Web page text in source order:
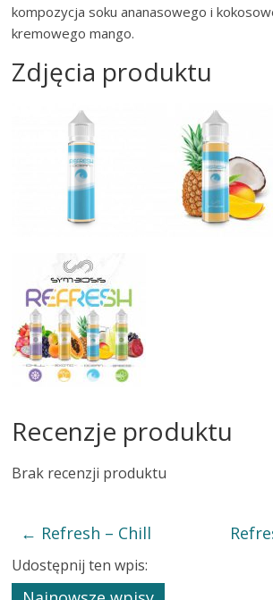
kompozycja soku ananasowego i
kremowego mango.
Zdjęcia produktu
Recenzje produktu
Brak recenzji produktu
← Refresh – Chill
Udostępnij ten wpis: